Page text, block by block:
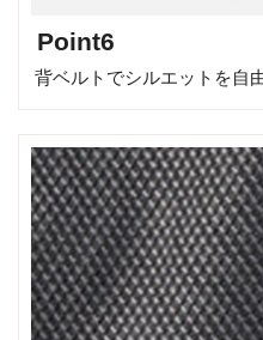
Point6
背ベルトでシルエットを自